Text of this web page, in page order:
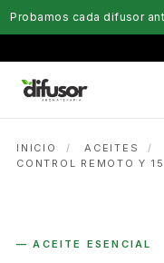
Probamos cada difusor
INICIO / ACEITES /
CONTROL REMOTO Y
— ACEITE ESENCIAL